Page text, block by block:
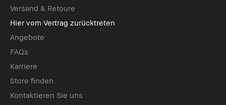
Versand & Retoure
Hier vom Vertrag zurücktreten
Angebote
FAQs
Karriere
Store finden
Kontaktieren Sie uns